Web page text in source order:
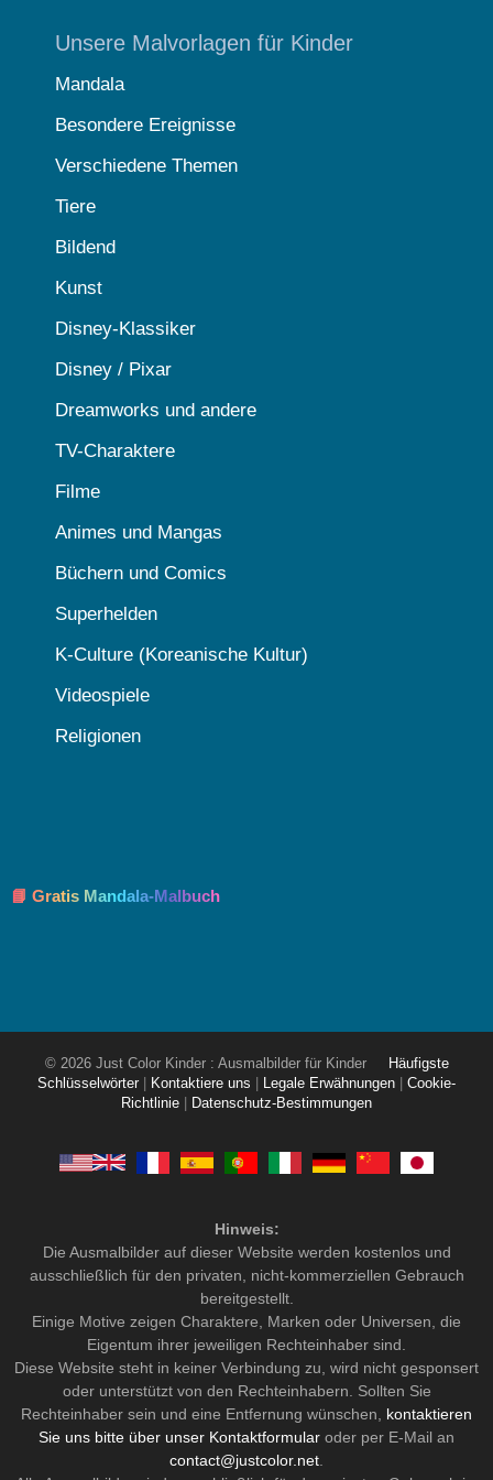
Unsere Malvorlagen für Kinder
Mandala
Besondere Ereignisse
Verschiedene Themen
Tiere
Bildend
Kunst
Disney-Klassiker
Disney / Pixar
Dreamworks und andere
TV-Charaktere
Filme
Animes und Mangas
Büchern und Comics
Superhelden
K-Culture (Koreanische Kultur)
Videospiele
Religionen
📘 Gratis Mandala-Malbuch
© 2026 Just Color Kinder : Ausmalbilder für Kinder
Häufigste
Schlüsselwörter
Kontaktiere uns Legale Erwähnungen
Cookie-
Richtlinie
Datenschutz-Bestimmungen
Hinweis:
Die Ausmalbilder auf dieser Website werden kostenlos und
ausschließlich für den privaten, nicht-kommerziellen Gebrauch
bereitgestellt.
Einige Motive zeigen Charaktere, Marken oder Universen, die
Eigentum ihrer jeweiligen Rechteinhaber sind.
Diese Website steht in keiner Verbindung zu, wird nicht gesponsert
oder unterstützt von den Rechteinhabern. Sollten Sie
Rechteinhaber sein und eine Entfernung wünschen, kontaktieren
Sie uns bitte über unser Kontaktformular oder per E-Mail an
contact@justcolor.net